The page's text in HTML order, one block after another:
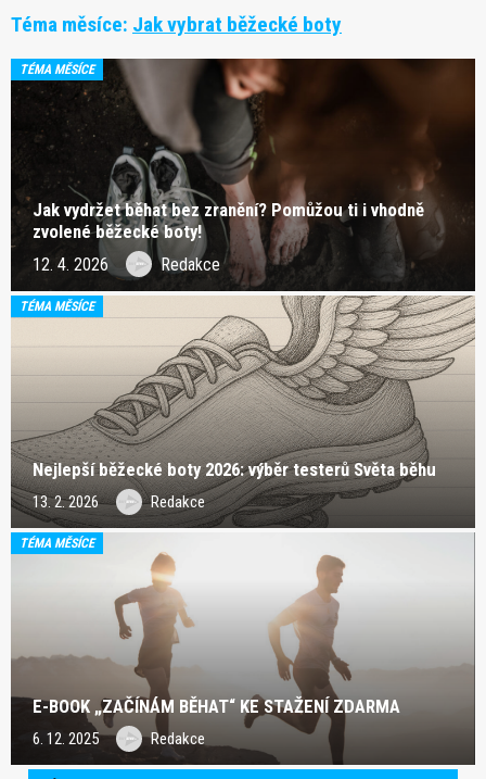
Téma měsíce: Jak vybrat běžecké boty
TÉMA MĚSÍCE
Jak vydržet běhat bez zranění? Pomůžou ti i vhodně
zvolené běžecké boty!
12. 4. 2026 Redakce
TÉMA MĚSÍCE
Nejlepší běžecké boty 2026: výběr testerů Světa běhu
13. 2. 2026 Redakce
TÉMA MĚSÍCE
E-BOOK „ZAČÍNÁM BĚHAT“ KE STAŽENÍ ZDARMA
6. 12. 2025 Redakce